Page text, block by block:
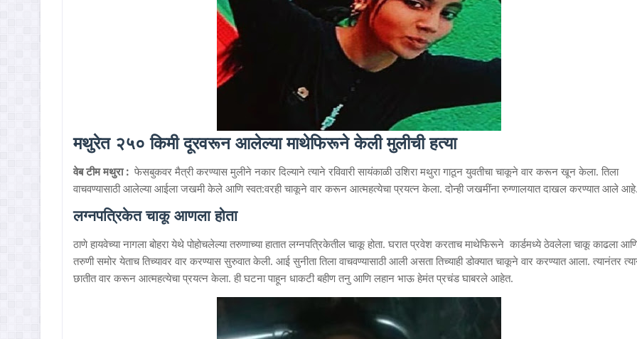
मथुरेत २५० किमी दूरवरून आलेल्या माथेफिरूने केली मुलीची हत्या
वेब टीम मथुरा : फेसबुकवर मैत्री करण्यास मुलीने नकार दिल्याने त्याने रविवारी सायंकाळी उशिरा मथुरा गाठून युवतीचा चाकूने वार करून खून केला. तिला
वाचवण्यासाठी आलेल्या आईला जखमी केले आणि स्वत:वरही चाकूने वार करून आत्महत्येचा प्रयत्न केला. दोन्ही जखमींना रुग्णालयात दाखल करण्यात आले
लग्नपत्रिकेत चाकू आणला होता
ठाणे हायवेच्या नागला बोहरा येथे पोहोचलेल्या तरुणाच्या हातात लग्नपत्रिकेतील चाकू होता. घरात प्रवेश करताच माथेफिरूने कार्डमध्ये ठेवलेला चाकू काढला
तरुणी समोर येताच तिच्यावर वार करण्यास सुरुवात केली. आई सुनीता तिला वाचवण्यासाठी आली असता तिच्याही डोक्यात चाकूने वार करण्यात आला. त्यानंतर
छातीत वार करून आत्महत्येचा प्रयत्न केला. ही घटना पाहून धाकटी बहीण तनु आणि लहान भाऊ हेमंत प्रचंड घाबरले आहेत.